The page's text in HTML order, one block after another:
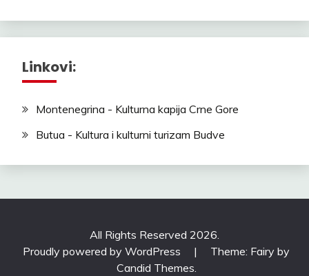
Linkovi:
Montenegrina - Kulturna kapija Crne Gore
Butua - Kultura i kulturni turizam Budve
All Rights Reserved 2026.
Proudly powered by WordPress
|
Theme: Fairy by
Candid Themes.